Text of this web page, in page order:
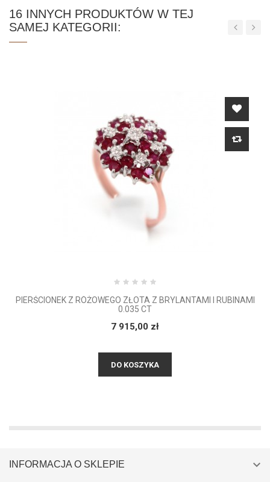
16 INNYCH PRODUKTÓW W TEJ
SAMEJ KATEGORII:
PIERŚCIONEK Z RÓŻOWEGO ZŁOTA Z BRYLANTAMI I RUBINAMI
0.035 CT
7 915,00 zł
DO KOSZYKA
INFORMACJA O SKLEPIE 